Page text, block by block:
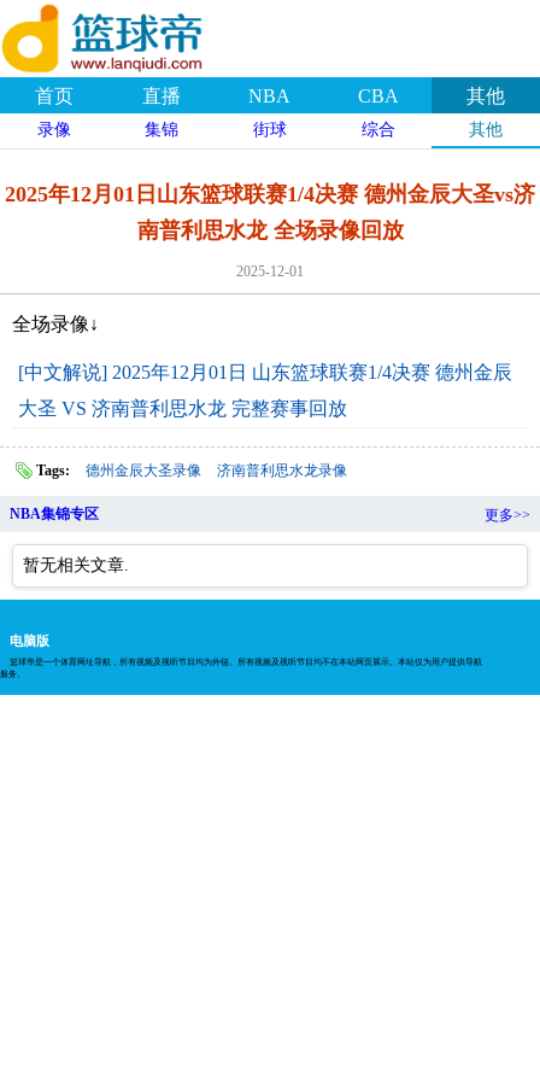
首页 直播 NBA CBA 其他
录像 集锦 街球 综合 其他
2025年12月01日山东篮球联赛1/4决赛 德州金辰大圣vs济
南普利思水龙 全场录像回放
2025-12-01
全场录像↓
[中文解说] 2025年12月01日 山东篮球联赛1/4决赛 德州金辰
大圣 VS 济南普利思水龙 完整赛事回放
Tags: 德州金辰大圣录像 济南普利思水龙录像
NBA集锦专区 更多>>
暂无相关文章.
电脑版
篮球帝是一个体育网址导航，所有视频及视听节目均为外链。所有视频及视听节目均不在本站网页展示。本站仅为用户提供导航
服务。